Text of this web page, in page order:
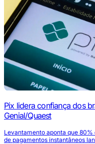
Pix lidera confiança dos
Genial/Quaest
Levantamento aponta que
de pagamentos instantâneos